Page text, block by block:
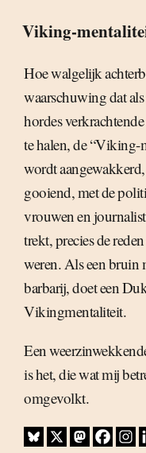
Viking-
Hoe walgelijk
waarschuwing dat
hordes
te halen, de “Viking-
wordt
gooiend, met de
vrouwen en
trekt, precies de
weren. Als een bruin
barbarij, doet een
Vikingmentaliteit.
Een
is het, die wat mij
omgevolkt.